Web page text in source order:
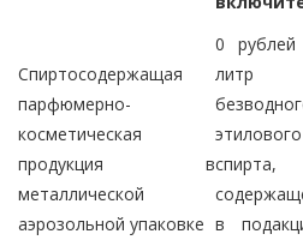
Спиртосодержащая
парфюмерно-
косметическая
продукция в
металлической
аэрозольной упаковке
0
литр
этилового
спирта,
в